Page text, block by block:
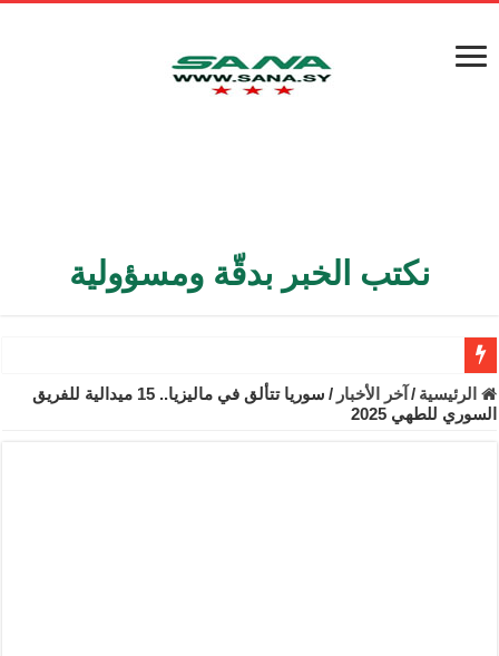
نكتب الخبر بدقّة ومسؤولية
الأمن الداخلي يعثر على مقبرة جماعية في ريف اللاذقية تضم 9 جثامين
الوزير الشيباني يبحث في باريس تعزيز الاستقرار في سوريا
الرئيسية / آخر الأخبار /
سوريا تتألق في ماليزيا.. 15 ميدالية للفريق
السوري للطهي 2025